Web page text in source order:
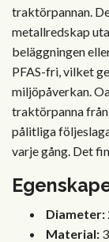
traktörpannan.
metallredskap
beläggningen
PFAS-fri, vilket
miljöpåverkan.
traktörpanna
pålitliga
varje gång. Det
Diameter:
Material: